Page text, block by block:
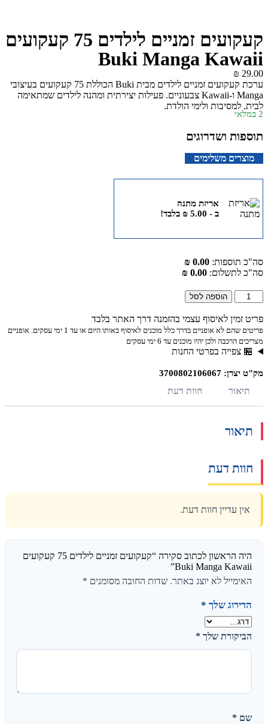
קעקועים זמניים לילדים 75 קעקועים
Buki Manga Kawaii
₪ 29.00
ערכת קעקועים זמניים לילדים מבית Buki הכוללת 75 קעקועים בעיצובי
Manga ו-Kawaii צבעוניים. פעילות יצירתית ומהנה לילדים שמתאימה
לבית, למסיבות ולימי הולדת.
2 במלאי
תוספות ושדרוגים
מוצרים משלימים
אריזת מתנה
ב -
₪5.00 בלבד!
סה"כ תוספות: 0.00 ₪
סה"כ לתשלום: 0.00 ₪
הוספה לסל
פריט זמין לאיסוף עצמי בהזמנה דרך האתר בלבד
פריטים שהם לא אופניים בדרך כלל מוכנים לאיסוף באותו היום או עד 1 ימי עסקים. אופניים
מצריכים הרכבה ולכן יהיו מוכנים עד 6 ימי עסקים
🏪 צפייה בפרטי החנות
מק"ט יצרן: 3700802106067
תיאור חוות דעת
תיאור
חוות דעת
אין עדיין חוות דעת.
היה הראשון לכתוב סקירה “קעקועים זמניים לילדים 75 קעקועים
Buki Manga Kawaii”
האימייל לא יוצג באתר. שדות החובה מסומנים *
הדירוג שלך *
הביקורת שלך *
שם *